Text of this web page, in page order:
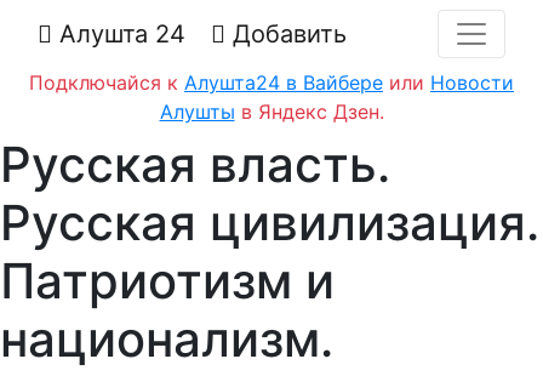
Алушта 24 Добавить
Подключайся к Алушта24 в Вайбере или Новости
Алушты в Яндекс Дзен.
Русская власть.
Русская цивилизация.
Патриотизм и
национализм.